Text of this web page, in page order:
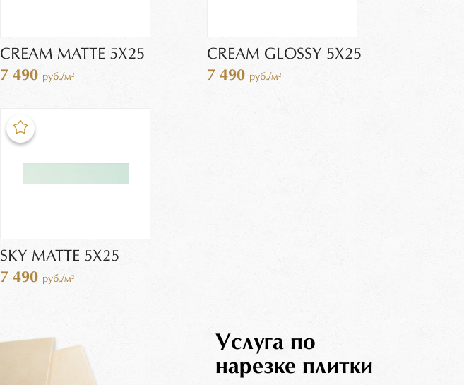
CREAM MATTE 5X25
7 490 руб./м²
CREAM GLOSSY 5X25
7 490 руб./м²
SKY MATTE 5X25
7 490 руб./м²
Услуга по
нарезке плитки